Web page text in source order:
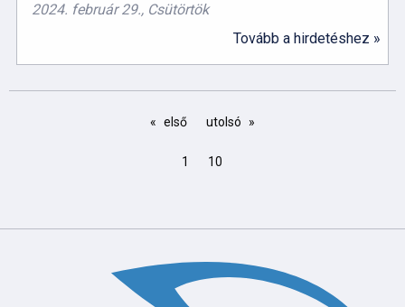
2024. február 29., Csütörtök
Tovább a hirdetéshez »
első utolsó
1 10